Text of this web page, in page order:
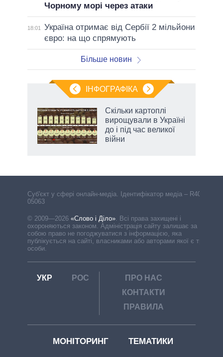
Чорному морі через атаки
18:01
Україна отримає від Сербії 2 мільйони
євро: на що спрямують
Більше новин
ІНФОГРАФІКА
Скільки картоплі
вирощували в Україні
до і під час великої
війни
Cуб'єкт у сфері онлайн-медіа. Ідентифікатор медіа – R40-
05063
© 2009—2026 «Слово і Діло» Всі права захищені і
охороняються законом. Адміністрація сайту залишає за
собою право не погоджуватися з інформацією, яка
публікується на сайті, власниками або авторами якої є треті
особи.
УКР РОС
ПРО НАС
КОНТАКТИ
ПРАВИЛА
МОНІТОРИНГ ТЕМАТИКИ